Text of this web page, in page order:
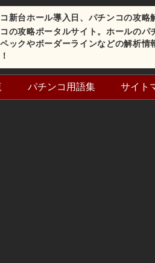
新台ホール導入日、パチンコの攻略
の攻略ポータルサイト。ホールのパ
ックやボーダーラインなどの解析情
パチンコ用語集 サイト